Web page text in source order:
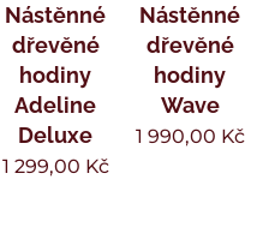
Nástěnné
dřevěné
hodiny
Adeline
Deluxe
1 299,00 Kč
Nástěnné
dřevěné
hodiny
Wave
1 990,00 Kč